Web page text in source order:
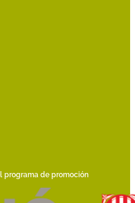
programa de promoción